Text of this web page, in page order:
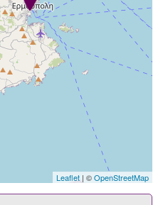
Leaflet | ©OpenStreetMap